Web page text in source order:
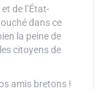
de l’État-
dans ce
la peine de
citoyens de
amis bretons !